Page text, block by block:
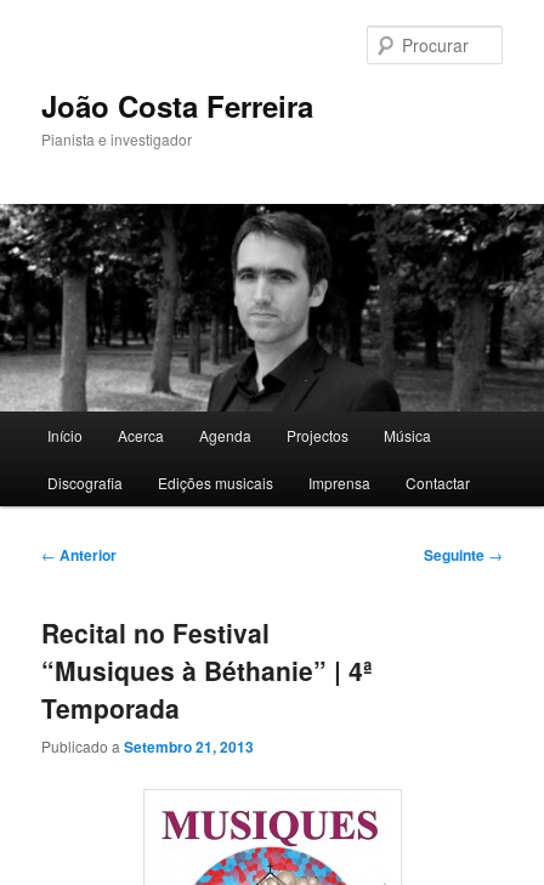
primárioJoão Costa Ferreira
Pianista e investigador
principal
Início Acerca Agenda Projectos Música
Discografia Edições musicais Imprensa Contactar
Navegação
← Anterior Seguinte →
Recital no Festival
“Musiques à Béthanie” | 4ª
Temporada
Publicado aSetembro 21, 2013